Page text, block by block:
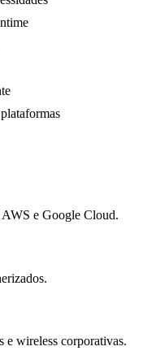
AWS e Google Cloud.
e wireless corporativas.